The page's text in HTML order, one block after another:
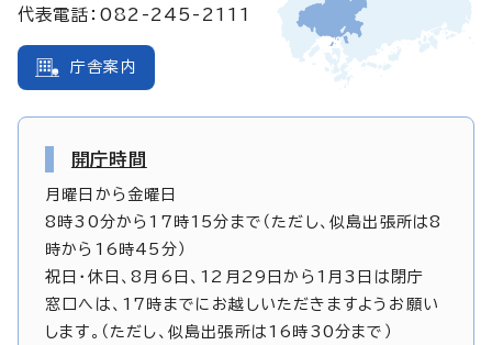
代表電話：082-245-2111
庁舎案内
開庁時間
月曜日から金曜日
8時30分から17時15分まで（ただし、似島出張所は8
時から16時45分）
祝日・休日、8月6日、12月29日から1月3日は閉庁
窓口へは、17時までにお越しいただきますようお願い
します。（ただし、似島出張所は16時30分まで）